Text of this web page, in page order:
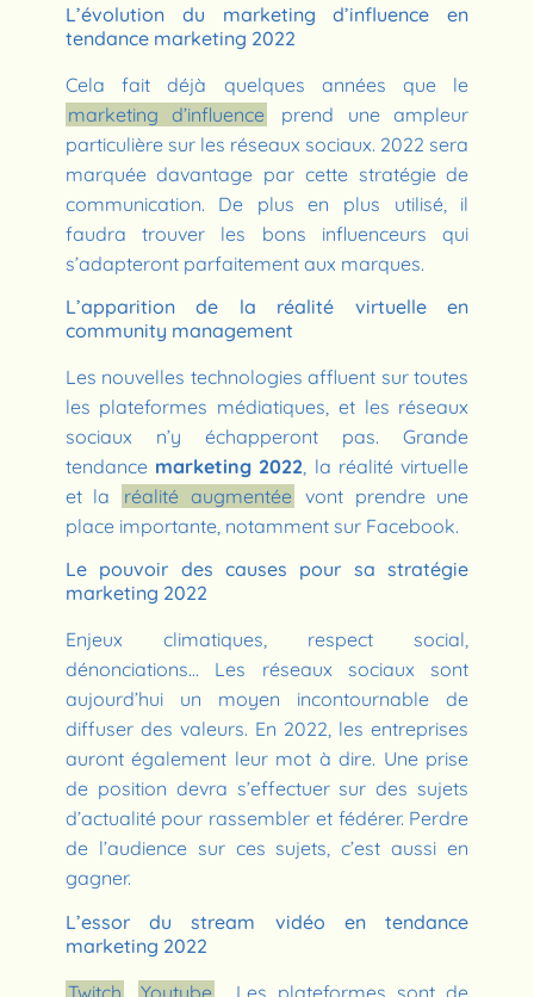
L’évolution du marketing d’influence en
tendance marketing 2022
Cela fait déjà quelques années que le
marketing d’influence
prend une ampleur
particulière sur les réseaux sociaux. 2022 sera
marquée davantage par cette stratégie de
communication. De plus en plus utilisé, il
faudra trouver les bons influenceurs qui
s’adapteront parfaitement aux marques.
L’apparition de la réalité virtuelle en
community management
Les nouvelles technologies affluent sur toutes
les plateformes médiatiques, et les réseaux
sociaux n’y échapperont pas. Grande
tendance marketing 2022, la réalité virtuelle
et la
réalité augmentée vont prendre une
place importante, notamment sur Facebook.
Le pouvoir des causes pour sa stratégie
marketing 2022
Enjeux climatiques, respect social,
dénonciations… Les réseaux sociaux sont
aujourd’hui un moyen incontournable de
diffuser des valeurs. En 2022, les entreprises
auront également leur mot à dire. Une prise
de position devra s’effectuer sur des sujets
d’actualité pour rassembler et fédérer. Perdre
de l’audience sur ces sujets, c’est aussi en
gagner.
L’essor du stream vidéo en tendance
marketing 2022
Twitch
Youtube … Les plateformes sont de